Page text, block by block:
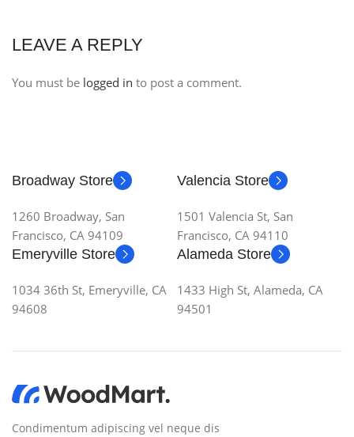
LEAVE A REPLY
You must be logged in to post a comment.
Broadway Store
1260 Broadway, San
Francisco, CA 94109
Valencia Store
1501 Valencia St, San
Francisco, CA 94110
Emeryville Store
1034 36th St, Emeryville, CA
94608
Alameda Store
1433 High St, Alameda, CA
94501
Condimentum adipiscing vel neque dis